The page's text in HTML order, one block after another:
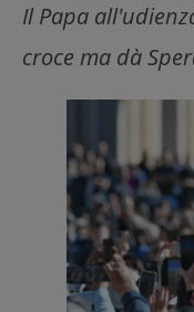
Il Papa
croce ma dà